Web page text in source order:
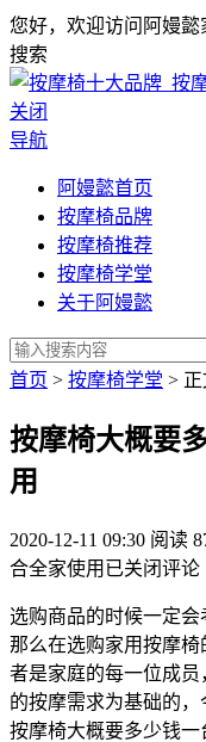
您好，欢迎访问阿嫚
搜索
关闭
导航
阿嫚懿首页
按摩椅品牌
按摩椅推荐
按摩椅学堂
关于阿嫚懿
首页 > 按摩椅学堂 >
按摩椅大概要
用
2020-12-11 09:30 阅读
合全家使用 已关闭评论
选购商品的时候一定会
那么在选购家用按摩
者是家庭的每一位成
的按摩需求为基础的
按摩椅大概要多少钱一